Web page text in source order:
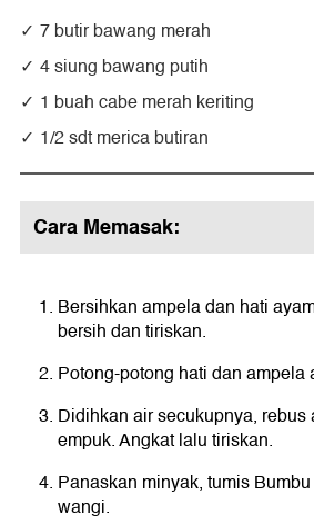
7 butir bawang merah
4 siung bawang putih
1 buah cabe merah keriting
1/2 sdt merica butiran
Cara Memasak:
Bersihkan ampela dan hati
bersih dan tiriskan.
Potong-potong hati dan ampela
Didihkan air secukupnya,
empuk. Angkat lalu tiriskan.
Panaskan minyak, tumis
wangi.